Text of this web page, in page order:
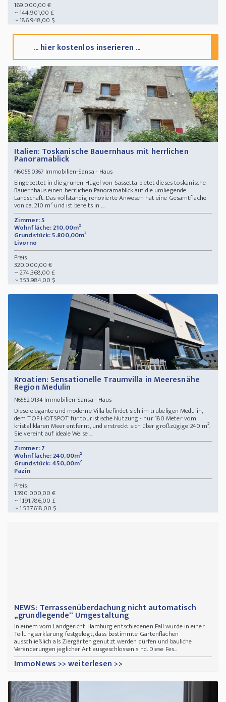
169.000,00 €
~ 144.901,00 £
~ 186.948,00 $
... hier kostenlos inserieren ...
Italien: Toskanische Bauernhaus mit herrlichen
Panoramablick
N60550367 Immobilien-Sansa - Haus
Eingebettet in die grünen Hügel von Sassetta bietet dieses toskanische
Bauernhaus einen herrlichen Panoramablick auf die umliegende
Landschaft. Das vollständig renovierte Anwesen hat eine Gesamtfläche
von ca. 210 m² und ist bereits in ...
Zimmer: 5
Wohnfläche: 210,00m²
Grundstück: 5.800,00m²
Livorno
Preis:
320.000,00 €
~ 274.368,00 £
~ 353.984,00 $
Kroatien: Sensationelle Traumvilla in Meeresnähe
Region Medulin
N65520134Immobilien-Sansa - Haus
Diese elegante und moderne Villa befindet sich im trubeligen Medulin,
dem TOP HOTSPOT für touristische Nutzung - nur 180 Meter vom
kristallklaren Meer entfernt, und erstreckt sich über großzügige 240 m².
Sie vereint auf ideale Weise ...
Zimmer: 7
Wohnfläche: 240,00m²
Grundstück: 450,00m²
Pazin
Preis:
1.390.000,00 €
~ 1.191.786,00 £
~ 1.537.618,00 $
NEWS: Terrassenüberdachung nicht automatisch
„grundlegende“ Umgestaltung
In einem vom Landgericht Hamburg entschiedenen Fall wurde in einer
Teilungserklärung festgelegt, dass bestimmte Gartenflächen
ausschließlich als Ziergärten genutzt werden dürfen und bauliche
Veränderungen jeglicher Art ausgeschlossen sind. Diese Fes...
ImmoNews >> weiterlesen >>